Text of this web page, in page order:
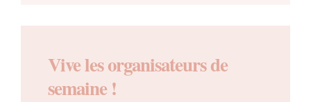
Vive les organisateurs de
semaine !